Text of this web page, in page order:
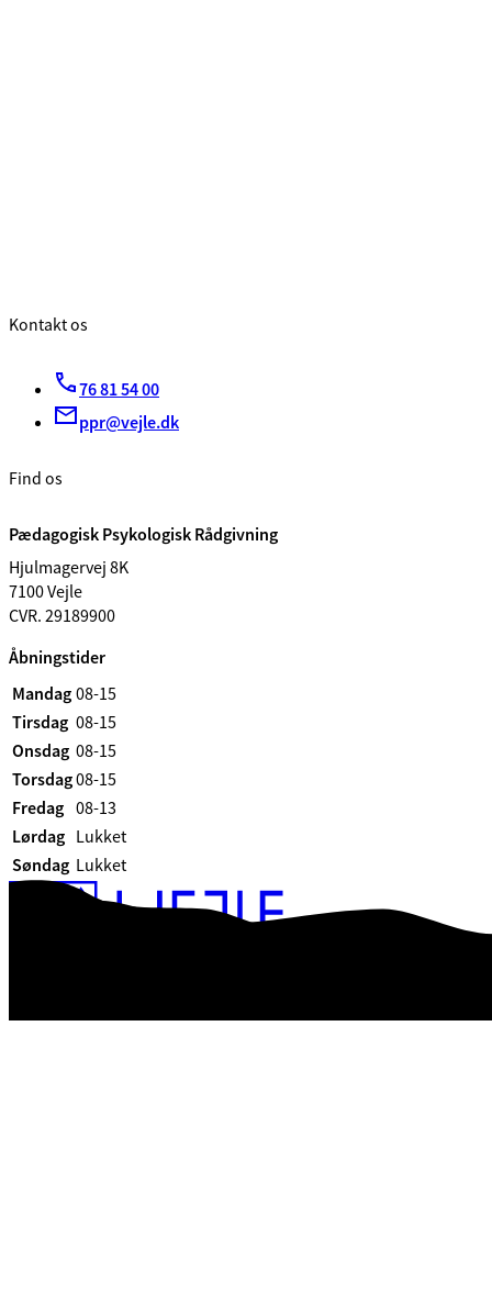
Kontakt os
76 81 54 00
ppr@vejle.dk
Find os
Pædagogisk Psykologisk Rådgivning
Hjulmagervej 8K
7100 Vejle
CVR. 29189900
Åbningstider
Mandag 08-15
Tirsdag 08-15
Onsdag 08-15
Torsdag08-15
Fredag 08-13
Lørdag Lukket
Søndag Lukket